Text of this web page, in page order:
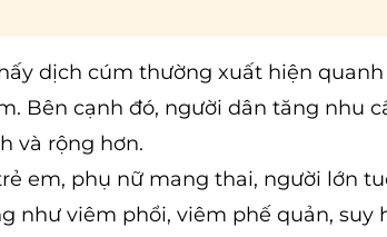
dịch cúm thường xuất hiện
Bên cạnh đó, người dân tăng nhu
và rộng hơn.
em, phụ nữ mang thai, người lớn
như viêm phổi, viêm phế quản, suy